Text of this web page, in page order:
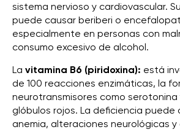
sistema nervioso y cardiovascular.
puede causar beriberi o
especialmente en personas con
consumo excesivo de alcohol.
La vitamina B6 (piridoxina): está
de 100 reacciones enzimáticas, la
neurotransmisores como serotonina
glóbulos rojos. La deficiencia puede
anemia, alteraciones neurológicas y